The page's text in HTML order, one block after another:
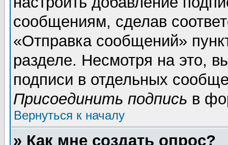
сообщениям, сделав
«Отправка сообщений»
разделе. Несмотря на это,
подписи в отдельных
Присоединить подпись в
Вернуться к началу
» Как мне создать опрос?